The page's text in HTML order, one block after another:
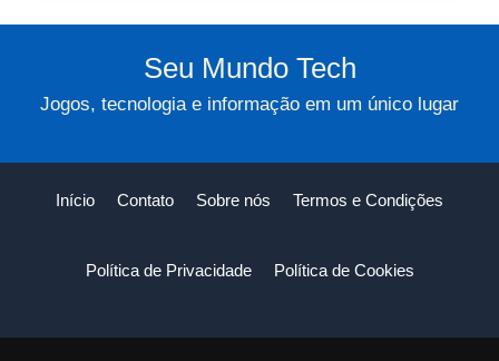
Filho?
Melhores
Simulação
Seu Mundo Tech
Jogos, tecnologia e informação em um único lugar
Início Contato Sobre nós Termos e Condições
Política de Privacidade Política de Cookies